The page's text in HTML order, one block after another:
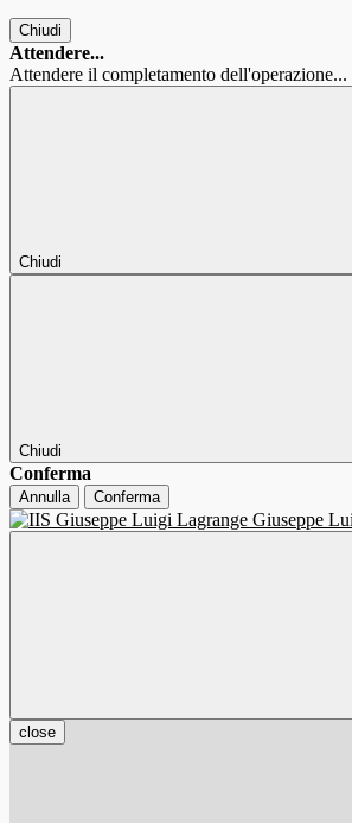
Chiudi
Attendere...
Attendere il completamento dell'operazione...
Chiudi
Chiudi
Conferma
Annulla Conferma
Giuseppe
close